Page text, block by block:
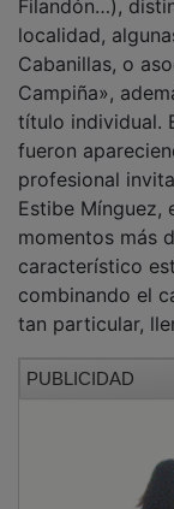
localidad,
Cabanillas, o
Campiña»,
título individual.
fueron
profesional
Estibe Mínguez,
momentos más
característico
combinando el
tan particular,